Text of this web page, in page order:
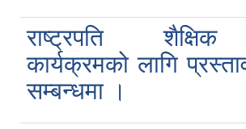
राष्ट्रपति
कार्यक्रमको लागि
सम्बन्धमा ।